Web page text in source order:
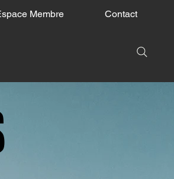
Membre Contact